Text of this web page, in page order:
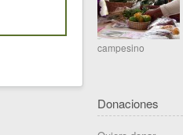
campesino
Donaciones